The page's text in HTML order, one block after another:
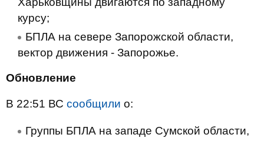
курсу;
БПЛА на севере Запорожской области,
вектор движения - Запорожье.
Обновление
В 22:51 ВС сообщили о:
Группы БПЛА на западе Сумской области,